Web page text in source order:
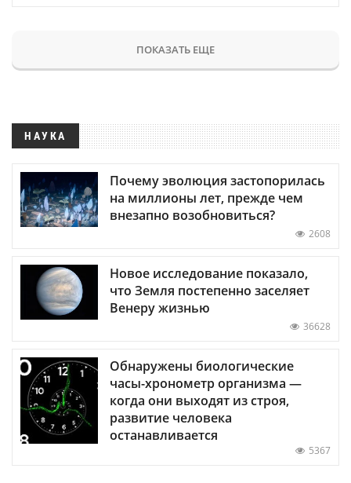
ПОКАЗАТЬ ЕЩЕ
НАУКА
Почему эволюция застопорилась
на миллионы лет, прежде чем
внезапно возобновиться?
2608
Новое исследование показало,
что Земля постепенно заселяет
Венеру жизнью
36628
Обнаружены биологические
часы-хронометр организма —
когда они выходят из строя,
развитие человека
останавливается
5367